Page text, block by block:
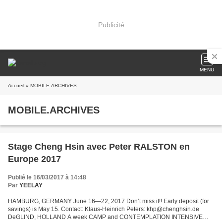
Publicité
MENU
Accueil » MOBILE.ARCHIVES
MOBILE.ARCHIVES
Stage Cheng Hsin avec Peter RALSTON en
Europe 2017
Publié le 16/03/2017 à 14:48
Par YEELAY
HAMBURG, GERMANY June 16—22, 2017 Don’t miss it!! Early deposit (for
savings) is May 15. Contact: Klaus-Heinrich Peters: khp@chenghsin.de
DeGLIND, HOLLAND A week CAMP and CONTEMPLATION INTENSIVE